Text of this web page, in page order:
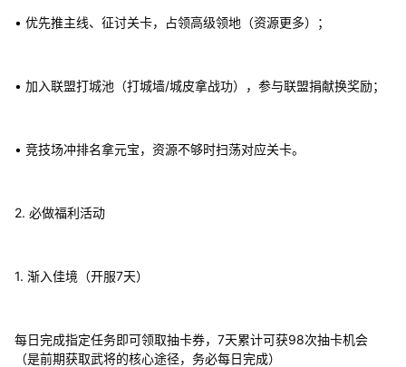
• 优先推主线、征讨关卡，占领高级领地（资源更多）；
• 加入联盟打城池（打城墙/城皮拿战功），参与联盟捐献换奖励；
• 竞技场冲排名拿元宝，资源不够时扫荡对应关卡。
2. 必做福利活动
1. 渐入佳境（开服7天）
每日完成指定任务即可领取抽卡券，7天累计可获98次抽卡机会
（是前期获取武将的核心途径，务必每日完成）